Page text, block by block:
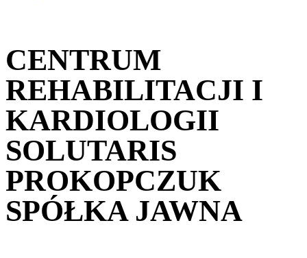
CENTRUM
REHABILITACJI I
KARDIOLOGII
SOLUTARIS
PROKOPCZUK
SPÓŁKA JAWNA